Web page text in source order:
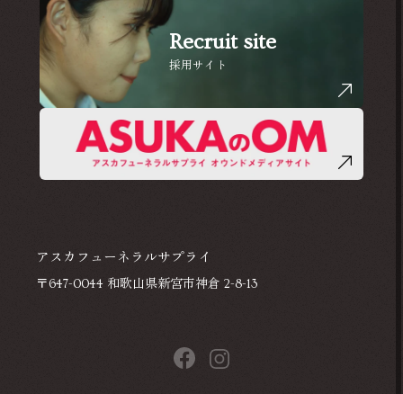
アスカフューネラルサプライ
〒647-0044 和歌山県新宮市神倉 2-8-13
採用サイト
Recruit site